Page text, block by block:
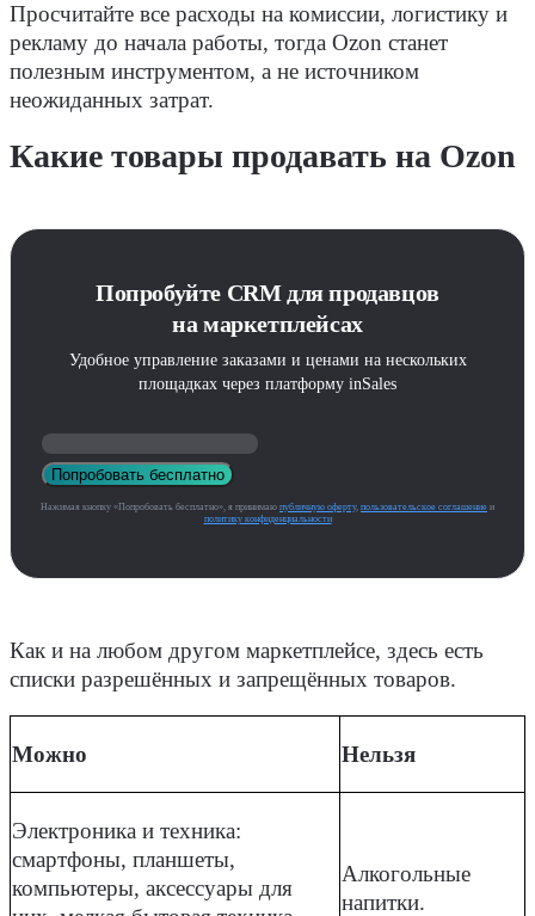
Просчитайте все расходы на комиссии, логистику и
рекламу до начала работы, тогда Ozon станет
полезным инструментом, а не источником
неожиданных затрат.
Какие товары продавать на Ozon
Попробуйте CRM для продавцов
на маркетплейсах
Удобное управление заказами и ценами на нескольких
площадках через платформу inSales
Попробовать бесплатно
Нажимая кнопку «Попробовать бесплатно», я принимаю публичную оферту, пользовательское соглашение и
политику конфиденциальности
Как и на любом другом маркетплейсе, здесь есть
списки разрешённых и запрещённых товаров.
Можно Нельзя
Электроника и техника:
смартфоны, планшеты,
компьютеры, аксессуары для
Алкогольные
напитки.